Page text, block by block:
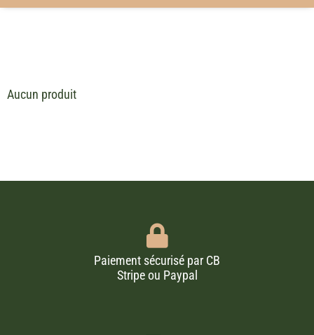
Aucun produit
Paiement sécurisé par CB
Stripe ou Paypal